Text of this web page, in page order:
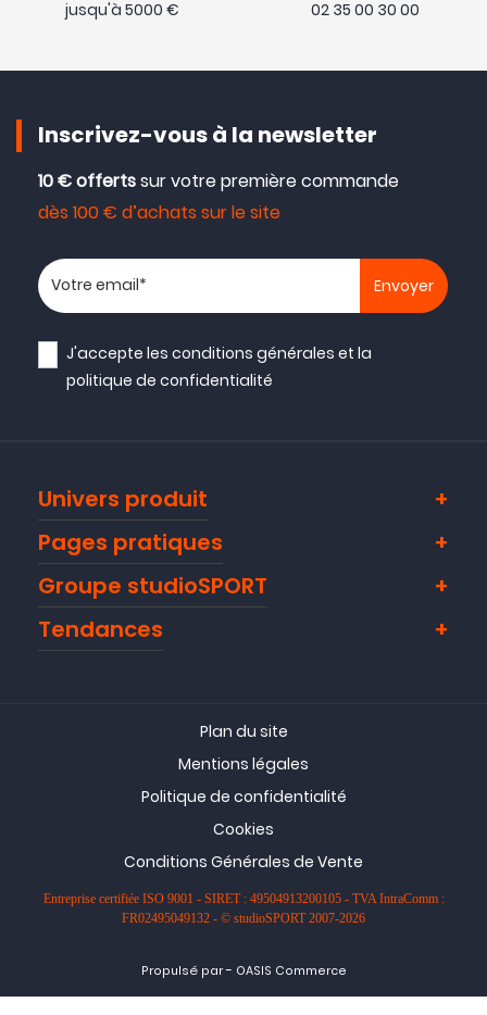
jusqu'à 5000 € 02 35 00 30 00
Inscrivez-vous à la newsletter
10 € offertssur votre première commande
dès 100 € d’achats sur le site
Votre adresse email
J'accepte lesconditions générales et la
politique de confidentialité
Univers produit
Pages pratiques
Groupe studioSPORT
Tendances
Plan du site
Mentions légales
Politique de confidentialité
Cookies
Conditions Générales de Vente
Entreprise certifiée ISO 9001 - SIRET : 49504913200105 - TVA IntraComm :
FR02495049132 - © studioSPORT 2007-2026
Propulsé par- OASIS Commerce